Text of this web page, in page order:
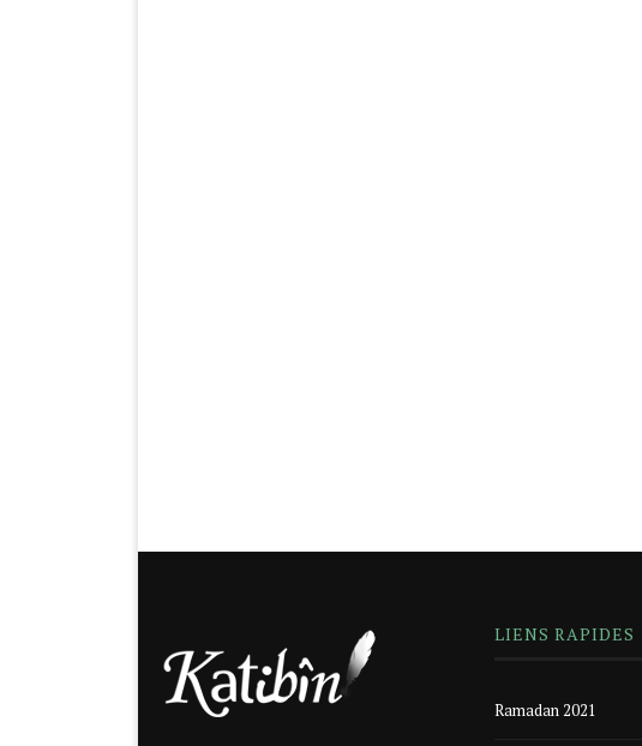
LIENS RAPIDES
Ramadan 2021